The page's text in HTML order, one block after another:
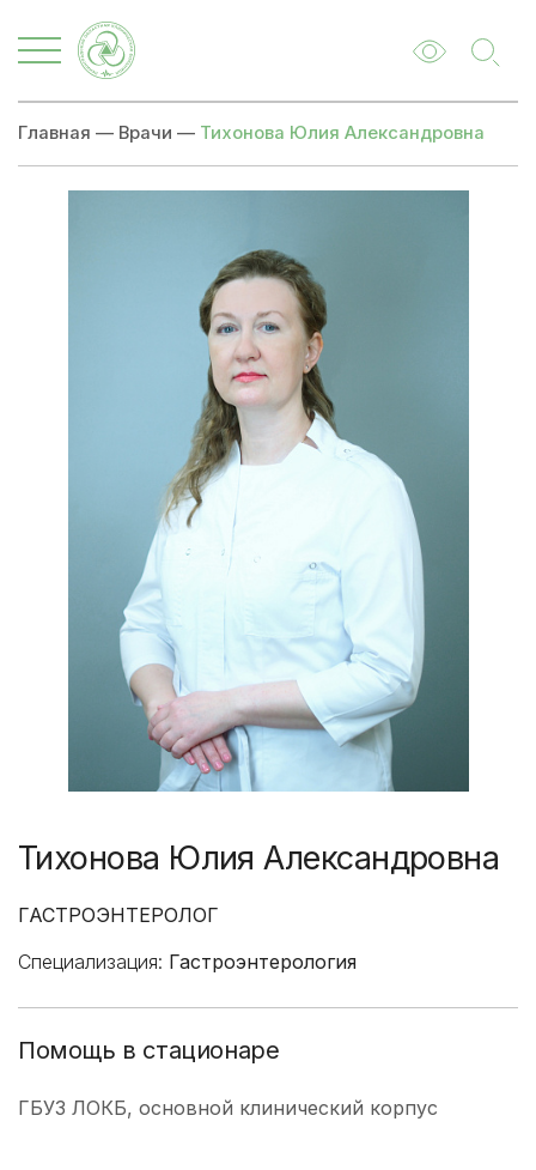
Главная — Врачи — Тихонова Юлия Александровна
Тихонова Юлия Александровна
ГАСТРОЭНТЕРОЛОГ
Специализация: Гастроэнтерология
Помощь в стационаре
ГБУЗ ЛОКБ, основной клинический корпус